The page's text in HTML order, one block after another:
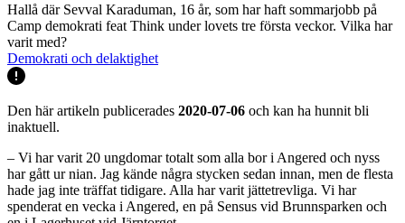
Hallå där Sevval Karaduman, 16 år, som har haft sommarjobb på
Camp demokrati feat Think under lovets tre första veckor. Vilka har
varit med?
Demokrati och delaktighet
Den här artikeln publicerades 2020-07-06 och kan ha hunnit bli
inaktuell.
– Vi har varit 20 ungdomar totalt som alla bor i Angered och nyss
har gått ur nian. Jag kände några stycken sedan innan, men de flesta
hade jag inte träffat tidigare. Alla har varit jättetrevliga. Vi har
spenderat en vecka i Angered, en på Sensus vid Brunnsparken och